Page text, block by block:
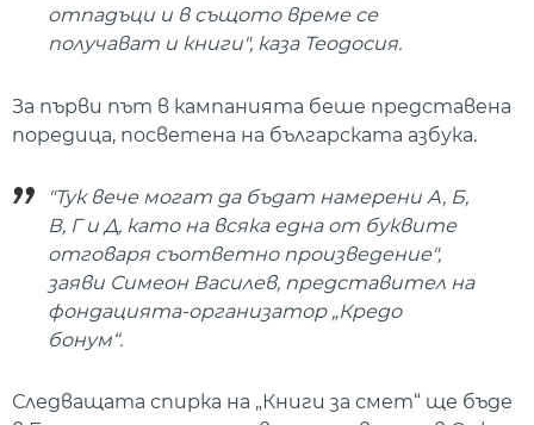
отпадъци и в същото време се
получават и книги", каза Теодосия.
За първи път в кампанията беше представена
поредица, посветена на българската азбука.
"Тук вече могат да бъдат намерени А, Б,
В, Г и Д, като на всяка една от буквите
отговаря съответно произведение",
заяви Симеон Василев, представител на
фондацията-организатор „Кредо
бонум“.
Следващата спирка на „Книги за смет“ ще бъде